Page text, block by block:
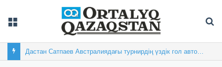
Жастарымыз жарап тұр